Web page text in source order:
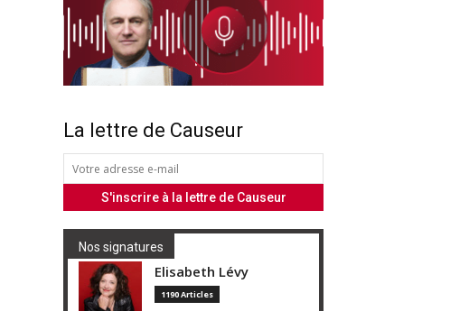
La lettre de Causeur
Nos signatures
Elisabeth Lévy
1190 Articles